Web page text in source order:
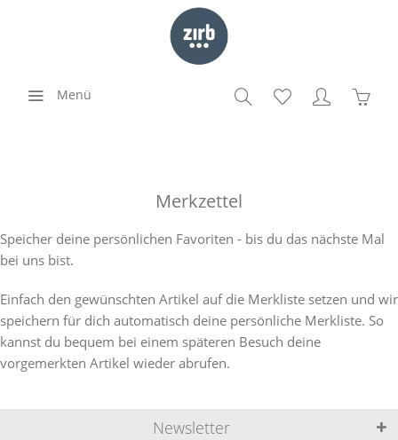
Menü
Merkzettel
Speicher deine persönlichen Favoriten - bis du das nächste Mal
bei uns bist.
Einfach den gewünschten Artikel auf die Merkliste setzen und wir
speichern für dich automatisch deine persönliche Merkliste. So
kannst du bequem bei einem späteren Besuch deine
vorgemerkten Artikel wieder abrufen.
Newsletter